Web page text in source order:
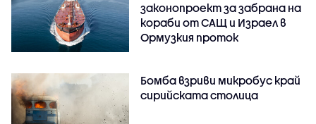
законопроект за забрана на
кораби от САЩ и Израел в
Ормузкия проток
Бомба взриви микробус край
сирийската столица